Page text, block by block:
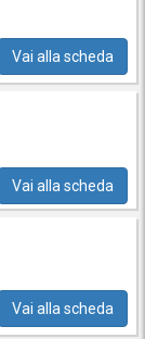
Vai alla scheda
Vai alla scheda
Vai alla scheda